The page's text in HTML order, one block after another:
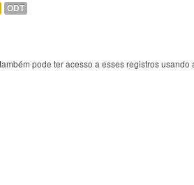
ODT
pode ter acesso a esses registros usando